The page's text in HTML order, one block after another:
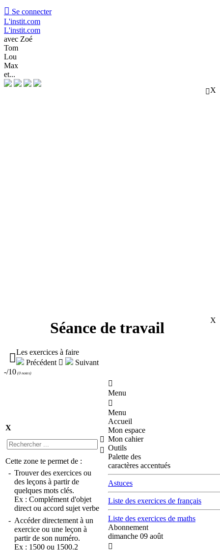
 Se connecter
L'instit.com
L'instit.com
avec Zoé
Tom
Lou
Max
et...
X

X
Séance de travail
Les exercices à faire
Précédent 
Suivant
-/10 (0 notes)
X


Cette zone te permet de :
- Trouver des exercices ou
des leçons à partir de
quelques mots clés.
Ex : Complément d'objet
direct ou accord sujet verbe
- Accéder directement à un
exercice ou une leçon à
partir de son numéro.
Ex : 1500 ou 1500.2

Menu

Menu
Accueil
Mon espace
Mon cahier
Outils
Palette des
caractères accentués
Astuces
Liste des exercices de français
Liste des exercices de maths
Abonnement
dimanche 09 août
